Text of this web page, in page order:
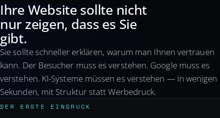
Ihre Website sollte nicht
nur zeigen, dass es Sie
gibt.
Sie sollte schneller erklären, warum man Ihnen vertrauen
kann. Der Besucher muss es verstehen. Google muss es
verstehen. KI-Systeme müssen es verstehen — in wenigen
Sekunden, mit Struktur statt Werbedruck.
DER ERSTE EINDRUCK